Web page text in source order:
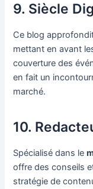
9. Siècle
Ce blog
mettant en avant
couverture des
en fait un
marché.
10.
Spécialisé dans le
offre des conseils
stratégie de